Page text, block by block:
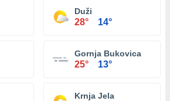
Duži
28° 14°
Gornja Bukovica
25° 13°
Krnja Jela